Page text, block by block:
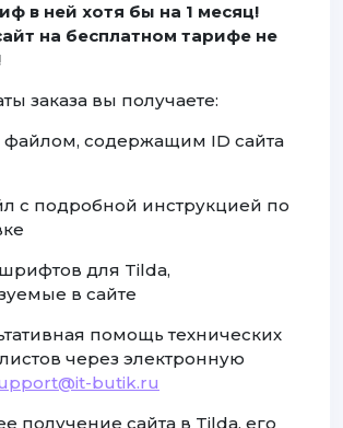
в ней хотя бы на 1 месяц!
на бесплатном тарифе не
заказа вы получаете:
файлом, содержащим ID сайта
с подробной инструкцией по
для Tilda,
в сайте
помощь технических
через электронную
butik.ru
получение сайта в Tilda, его